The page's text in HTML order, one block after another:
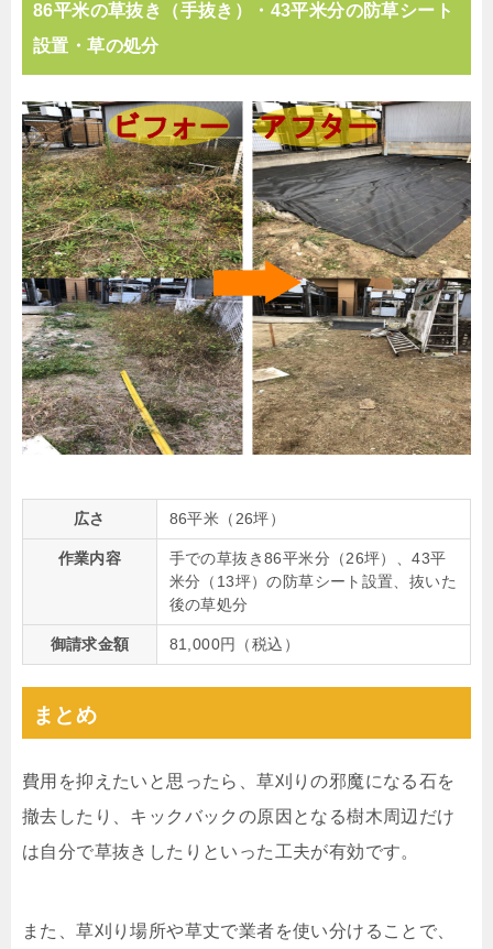
86平米の草抜き（手抜き）・43平米分の防草シート
設置・草の処分
広さ 86平米（26坪）
作業内容
手での草抜き86平米分（26坪）、43平
米分（13坪）の防草シート設置、抜いた
後の草処分
御請求金額 81,000円（税込）
まとめ
費用を抑えたいと思ったら、草刈りの邪魔になる石を
撤去したり、キックバックの原因となる樹木周辺だけ
は自分で草抜きしたりといった工夫が有効です。
また、草刈り場所や草丈で業者を使い分けることで、